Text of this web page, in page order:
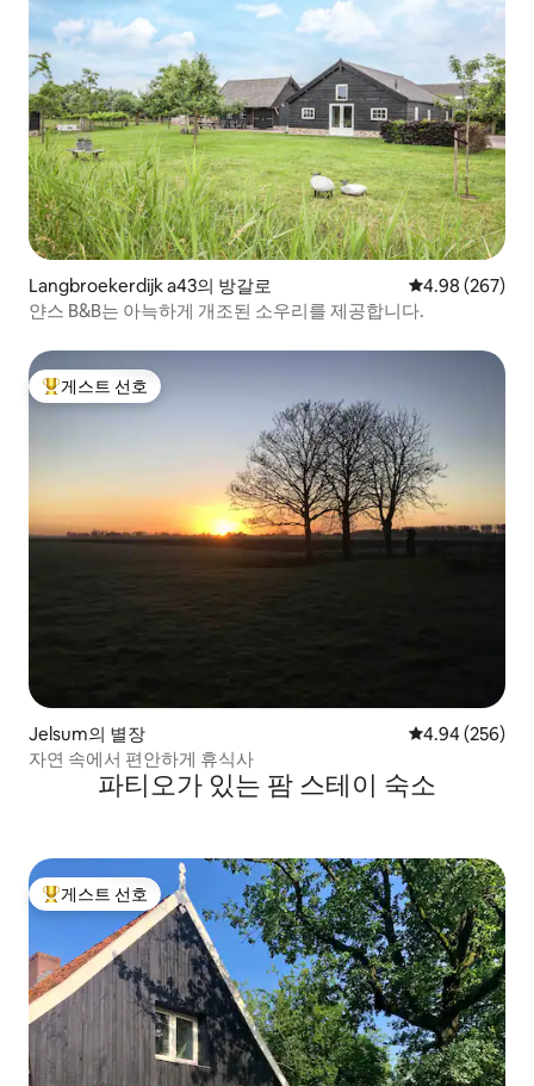
Langbroekerdijk a43의 방갈로 평점 4.98점(5
4.98 (267)
얀스 B&B는 아늑하게 개조된 소우리를 제공합니다.
상위 게스트 선호
게스트 선호
Jelsum의 별장 평점 4.94점(5
4.94 (256)
자연 속에서 편안하게 휴식사
파티오가 있는 팜 스테이 숙소
상위 게스트 선호
게스트 선호